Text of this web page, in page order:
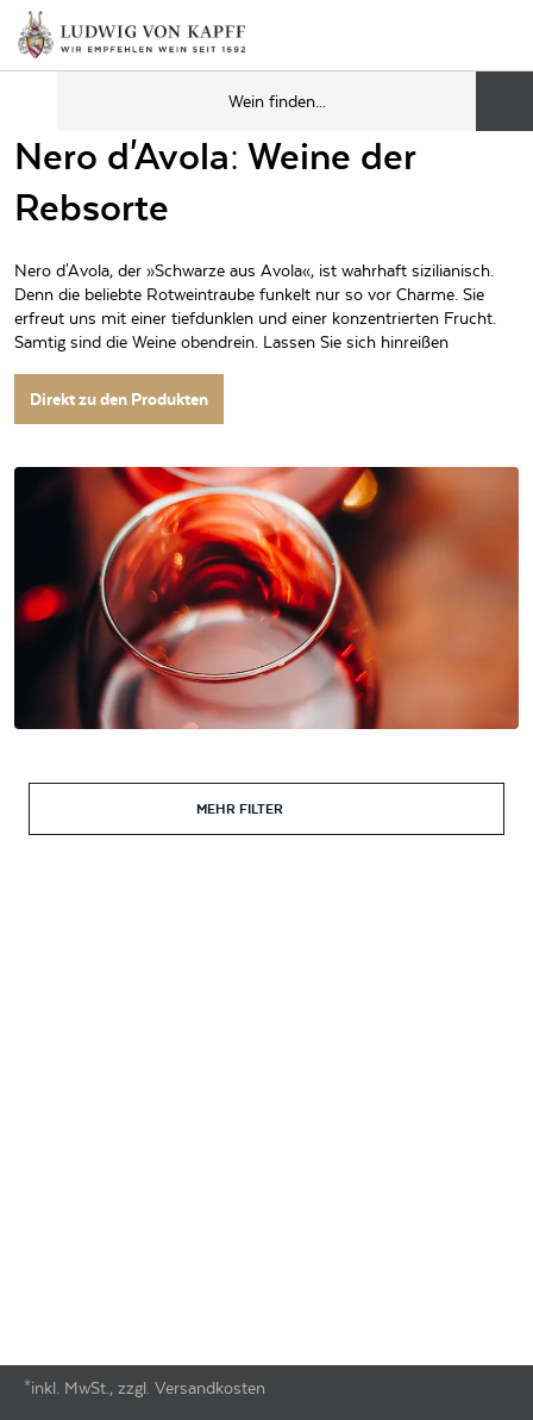
Nero d'Avola: Weine der
Rebsorte
Nero d'Avola, der »Schwarze aus Avola«, ist wahrhaft sizilianisch.
Denn die beliebte Rotweintraube funkelt nur so vor Charme. Sie
erfreut uns mit einer tiefdunklen und einer konzentrierten Frucht.
Samtig sind die Weine obendrein. Lassen Sie sich hinreißen
Direkt zu den Produkten
MEHR FILTER
*inkl. MwSt., zzgl. Versandkosten